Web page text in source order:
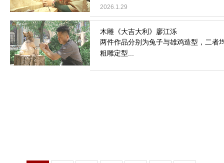
2026.1.29
两件作品分别为兔子与雄鸡造型，二者
粗雕定型...
2026.1.26